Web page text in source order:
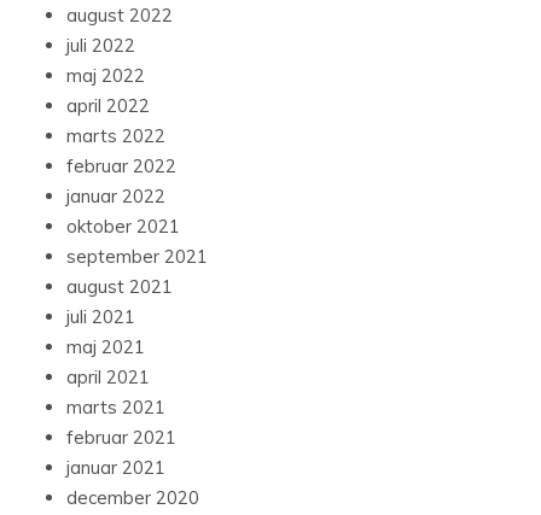
august 2022
juli 2022
maj 2022
april 2022
marts 2022
februar 2022
januar 2022
oktober 2021
september 2021
august 2021
juli 2021
maj 2021
april 2021
marts 2021
februar 2021
januar 2021
december 2020